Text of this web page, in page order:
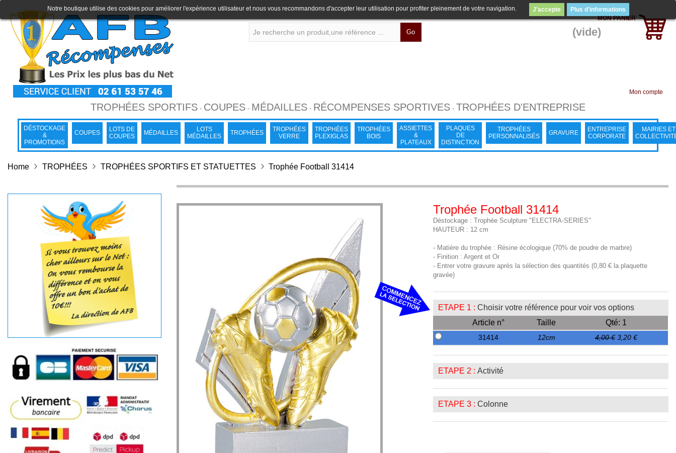
Go
MON PANIER
(vide)
Mon compte
TROPHÉES SPORTIFS- COUPES- MÉDAILLES- RÉCOMPENSES SPORTIVES- TROPHÉES D'ENTREPRISE
DÉSTOCKAGE
&
PROMOTIONS
COUPES
LOTS DE
COUPES
MÉDAILLES
LOTS
MÉDAILLES
TROPHÉES
TROPHÉES
VERRE
TROPHÉES
PLEXIGLAS
TROPHÉES
BOIS
ASSIETTES
&
PLATEAUX
PLAQUES
DE
DISTINCTION
TROPHÉES
PERSONNALISÉS
GRAVURE
ENTREPRISE
CORPORATE
MAIRIES ET
Notre boutique utilise des cookies pour améliorer l'expérience utilisateur et nous vous recommandons d'accepter leur utilisation pour profiter pleinement de votre navigation. J'accepte Plus d'informations
Home TROPHÉES TROPHÉES SPORTIFS ET STATUETTES Trophée Football 31414
Trophée Football 31414
Déstockage : Trophée Sculpture "ELECTRA-SERIES"
HAUTEUR : 12 cm
- Matière du trophée : Résine écologique (70% de poudre de marbre)
- Finition : Argent et Or
- Entrer votre gravure après la sélection des quantités (0,80 € la plaquette
gravée)
ETAPE 1 : Choisir votre référence pour voir vos options
Article n°
Taille Qté: 1
31414 12cm 4,00 € 3,20 €
ETAPE 2 : Activité
ETAPE 3 : Colonne